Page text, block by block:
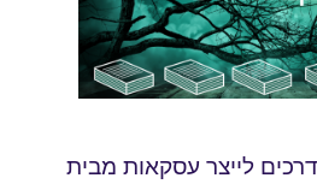
לפני שניגש ל 12 הדרכים לייצר עסקאות מבית